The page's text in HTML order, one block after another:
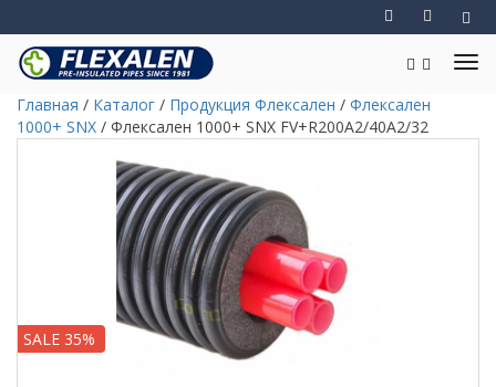
Главная / Каталог / Продукция Флексален / Флексален
1000+ SNX / Флексален 1000+ SNX FV+R200A2/40A2/32
SALE 35%